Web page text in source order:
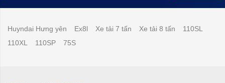
Huyndai Hưng yên Ex8l Xe tải 7 tấn Xe tải 8 tấn
110SL
110XL
110SP 75S